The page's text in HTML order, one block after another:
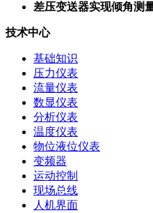
差压变送器实现倾角测
技术中心
基础知识
压力仪表
流量仪表
数显仪表
分析仪表
温度仪表
物位液位仪表
变频器
运动控制
现场总线
人机界面